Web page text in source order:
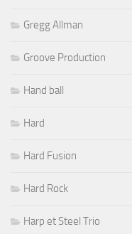
Gregg Allman
Groove Production
Hand ball
Hard
Hard Fusion
Hard Rock
Harp et Steel Trio